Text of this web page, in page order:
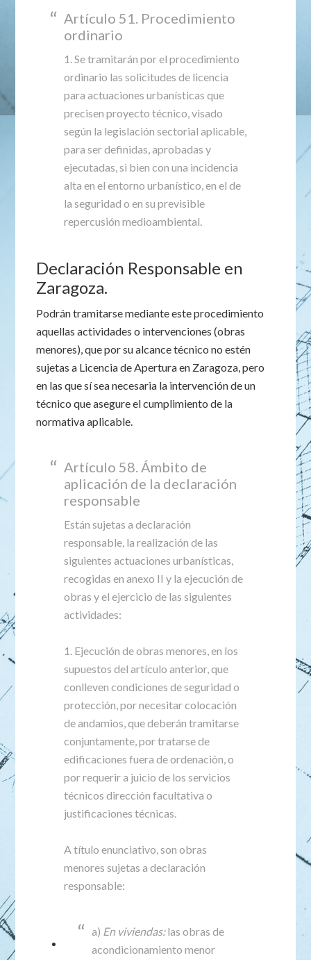
Artículo 51. Procedimiento
ordinario
1. Se tramitarán por el procedimiento
ordinario las solicitudes de licencia
para actuaciones urbanísticas que
precisen proyecto técnico, visado
según la legislación sectorial aplicable,
para ser definidas, aprobadas y
ejecutadas, si bien con una incidencia
alta en el entorno urbanístico, en el de
la seguridad o en su previsible
repercusión medioambiental.
Declaración Responsable en
Zaragoza.
Podrán tramitarse mediante este procedimiento
aquellas actividades o intervenciones (obras
menores), que por su alcance técnico no estén
sujetas a Licencia de Apertura en Zaragoza, pero
en las que sí sea necesaria la intervención de un
técnico que asegure el cumplimiento de la
normativa aplicable.
Artículo 58. Ámbito de
aplicación de la declaración
responsable
Están sujetas a declaración
responsable, la realización de las
siguientes actuaciones urbanísticas,
recogidas en anexo II y la ejecución de
obras y el ejercicio de las siguientes
actividades:
1. Ejecución de obras menores, en los
supuestos del artículo anterior, que
conlleven condiciones de seguridad o
protección, por necesitar colocación
de andamios, que deberán tramitarse
conjuntamente, por tratarse de
edificaciones fuera de ordenación, o
por requerir a juicio de los servicios
técnicos dirección facultativa o
justificaciones técnicas.
A título enunciativo, son obras
menores sujetas a declaración
responsable:
a) En viviendas:las obras de
acondicionamiento menor